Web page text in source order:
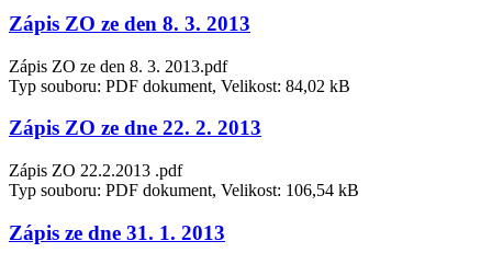
Zápis ZO ze den 8. 3. 2013
Zápis ZO ze den 8. 3. 2013.pdf
Typ souboru: PDF dokument, Velikost: 84,02 kB
Zápis ZO ze dne 22. 2. 2013
Zápis ZO 22.2.2013 .pdf
Typ souboru: PDF dokument, Velikost: 106,54 kB
Zápis ze dne 31. 1. 2013